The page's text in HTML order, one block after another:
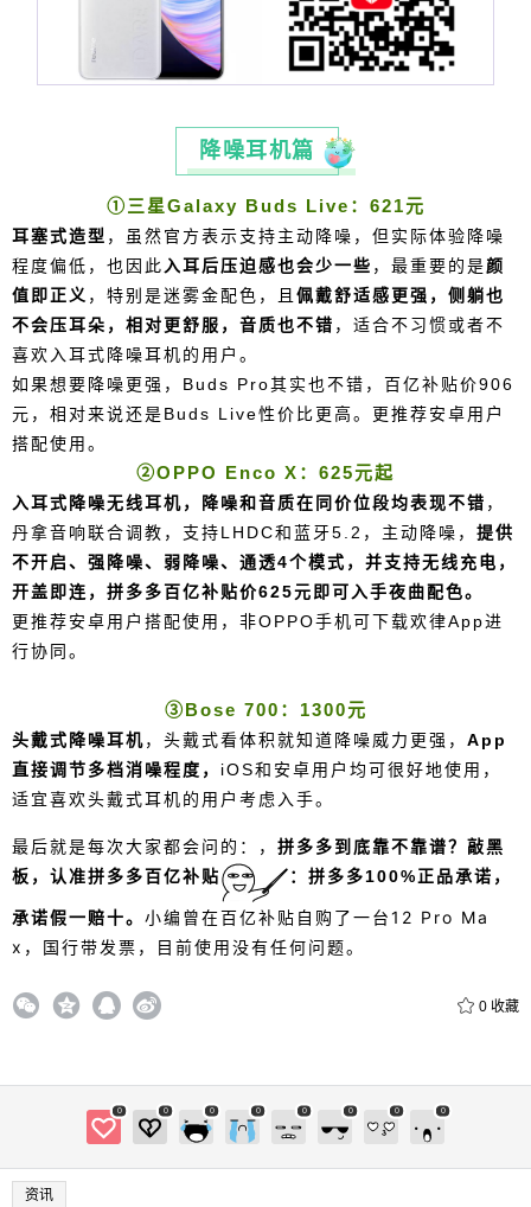
降噪耳机篇
①三星Galaxy Buds Live：621元
耳塞式造型 ，虽然官方表示支持主动降噪，但实际体验降噪
程度偏低，也因此入耳后压迫感也会少一些 ，最重要的是颜
值即正义 ，特别是迷雾金配色，且 佩戴舒适感更强，侧躺也
不会压耳朵，相对更舒服， 音质也不错 ， 适合不习惯或者不
喜欢入耳式降噪耳机的用户。
如果想要降噪更强，Buds Pro其实也不错，百亿补贴价906
元，相对来说还是Buds Live性价比更高。 更推荐安卓用户
搭配使用。
②OPPO Enco X：625元起
入耳式降噪无线耳机， 降噪和音质在同价位段均表现不错 ，
丹拿音响联合调教，支持LHDC和蓝牙5.2，主动降噪， 提供
不开启、强降噪、弱降噪、通透4个模式，并支持无线充电，
开盖即连，拼多多百亿补贴价625元即可入手夜曲配色。
更推荐安卓用户搭配使用，非OPPO手机可下载欢律App进
行协同。
③Bose 700：1300元
头戴式降噪耳机，头戴式看体积就知道降噪威力更强， App
直接调节多档消噪程度， iOS和安卓用户均可很好地使用，
适宜喜欢头戴式耳机的用户考虑入手。
最后就是每次大家都会问的：， 拼多多到底靠不靠谱？敲黑
板，认准拼多多百亿补贴
：拼多多100%正品承诺，
承诺假一赔十。 小编曾在百亿补贴自购了一台12 Pro Ma
x，国行带发票，
目前使用没有任何问题。
0 收藏
0 0 0 0 0 0 0 0
资讯
立刻支付
立刻支付
6位以上